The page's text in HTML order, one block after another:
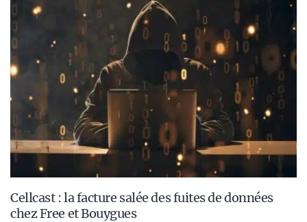
Cellcast : la facture salée des fuites de données
chez Free et Bouygues